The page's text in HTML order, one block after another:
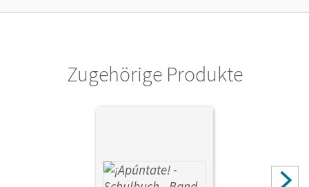
Privatpersonen, die nur mit dem E-Book arbeiten.
Zugehörige Produkte